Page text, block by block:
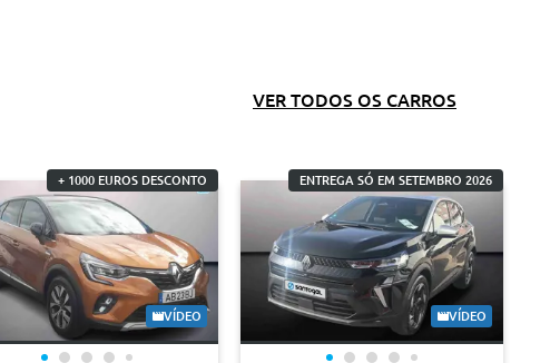
VER TODOS OS CARROS
+ 1000 EUROS DESCONTO
VÍDEO
ENTREGA SÓ EM SETEMBRO 2026
VÍDEO